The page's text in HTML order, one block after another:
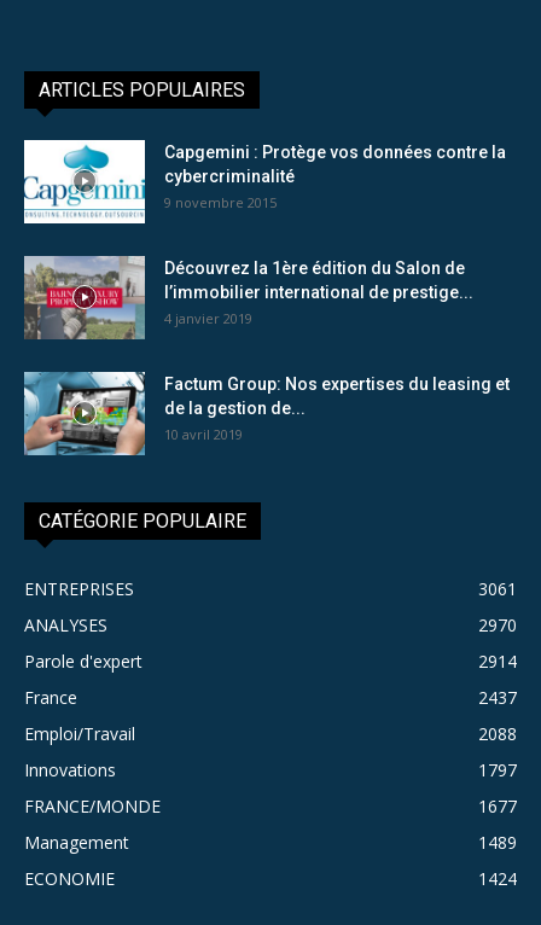
ARTICLES POPULAIRES
Capgemini : Protège vos données contre la
cybercriminalité
9 novembre 2015
Découvrez la 1ère édition du Salon de
l’immobilier international de prestige...
4 janvier 2019
Factum Group: Nos expertises du leasing et
de la gestion de...
10 avril 2019
CATÉGORIE POPULAIRE
ENTREPRISES
3061
ANALYSES
2970
Parole d'expert
2914
France
2437
Emploi/Travail
2088
Innovations
1797
FRANCE/MONDE
1677
Management
1489
ECONOMIE
1424